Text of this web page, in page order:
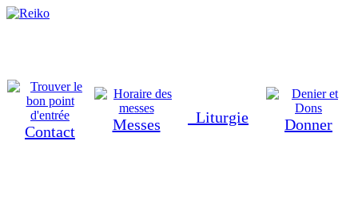
Contact Messes Liturgie Donner